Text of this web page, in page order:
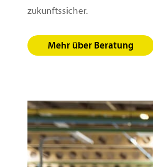
zukunftssicher.
Mehr über Beratung